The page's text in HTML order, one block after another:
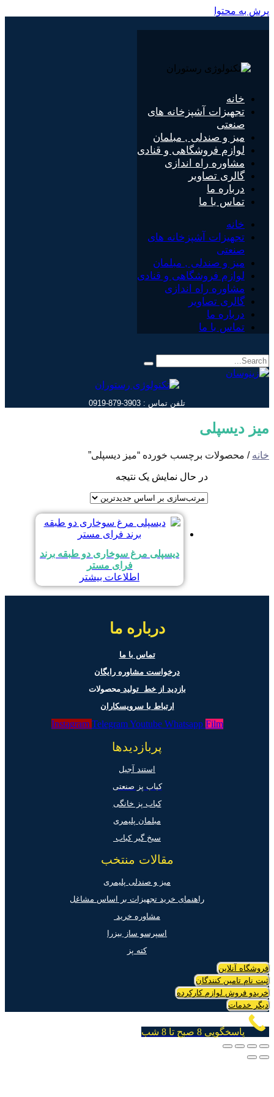
پرش به محتوا
خانه
تجهیزات آشپزخانه های
صنعتی
میز و صندلی , مبلمان
لوازم فروشگاهی و قنادی
مشاوره راه اندازی
گالری تصاویر
درباره ما
تماس با ما
خانه
تجهیزات آشپزخانه های
صنعتی
میز و صندلی , مبلمان
لوازم فروشگاهی و قنادی
مشاوره راه اندازی
گالری تصاویر
درباره ما
تماس با ما
تلفن تماس : 3903-879-0919
میز دیسپلی
خانه / محصولات برچسب خورده “میز دیسپلی”
در حال نمایش یک نتیجه
دیسپلی مرغ سوخاری دو طبقه برند
فرای مستر
اطلاعات بیشتر
درباره ما
تماس با ما
درخواست مشاوره رایگان
بازدید از خط تولیدمحصولات
ارتباط با سرویسکاران
Instagram Telegram Youtube Whatsapp Film
پربازدیدها
استند آجیل
کباب پز صنعتی
کباب پز خانگی
مبلمان پلیمری
سیخ گیر کباب
مقالات منتخب
میز و صندلی پلیمری
راهنمای خرید تجهیزات بر اساس مشاغل
مشاوره خرید
اسپرسو ساز بیزرا
کته پز
فروشگاه آنلاین
ثبت نام تامین کنندگان
خریدو فروش لوازم کارکرده
دیگر خدمات
پاسخگویی 8 صبح تا 8 شب